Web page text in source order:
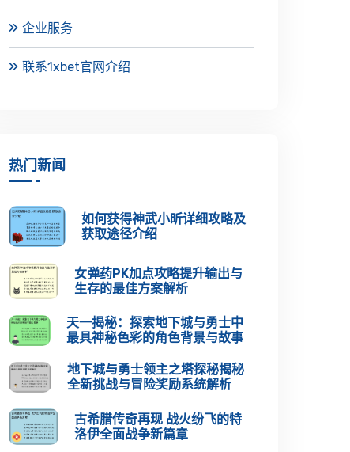
企业服务
联系1xbet官网介绍
热门新闻
如何获得神武小昕详细攻略及
获取途径介绍
女弹药PK加点攻略提升输出与
生存的最佳方案解析
天一揭秘：探索地下城与勇士中
最具神秘色彩的角色背景与故事
地下城与勇士领主之塔探秘揭秘
全新挑战与冒险奖励系统解析
古希腊传奇再现 战火纷飞的特
洛伊全面战争新篇章